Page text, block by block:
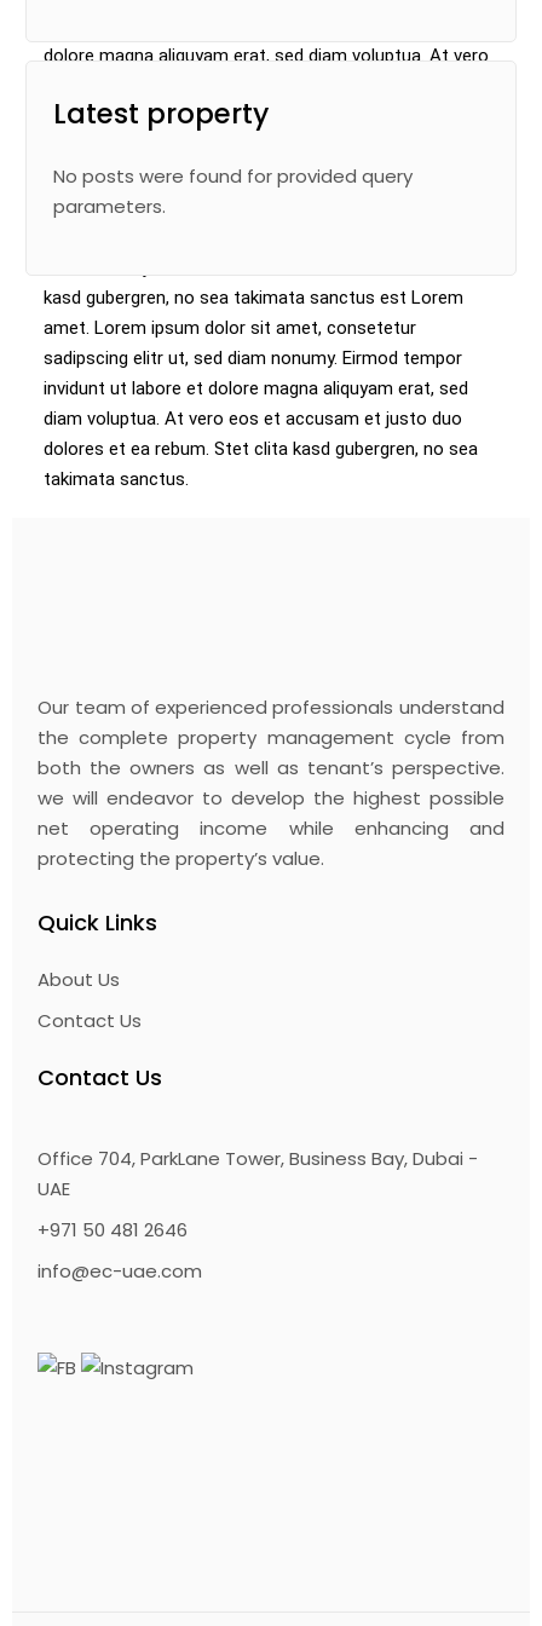
dolore magna aliquyam erat, sed diam voluptua. At vero
clita kasd gubergren, no sea takimata sanctus est
amet, consetetur sadipscing elitr, sed diam nonumy
eirmod tempor invidunt ut labore et dolore magna
kasd gubergren, no sea takimata sanctus est Lorem
amet. Lorem ipsum dolor sit amet, consetetur
sadipscing elitr ut, sed diam nonumy. Eirmod tempor
invidunt ut labore et dolore magna aliquyam erat, sed
diam voluptua. At vero eos et accusam et justo duo
dolores et ea rebum. Stet clita kasd gubergren, no sea
takimata sanctus.
Latest property
No posts were found for provided query
parameters.
Our team of experienced professionals understand
the complete property management cycle from
both the owners as well as tenant’s perspective.
we will endeavor to develop the highest possible
net operating income while enhancing and
protecting the property’s value.
Quick Links
About Us
Contact Us
Contact Us
Office 704, ParkLane Tower, Business Bay, Dubai -
UAE
+971 50 481 2646
info@ec-uae.com